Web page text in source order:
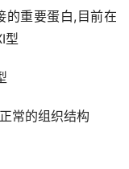
的重要蛋白,目前在
型
常的组织结构